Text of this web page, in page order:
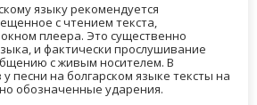
языку рекомендуется
с чтением текста,
плеера. Это существенно
и фактически прослушивание
с живым носителем. В
песни на болгарском языке тексты на
обозначенные ударения.